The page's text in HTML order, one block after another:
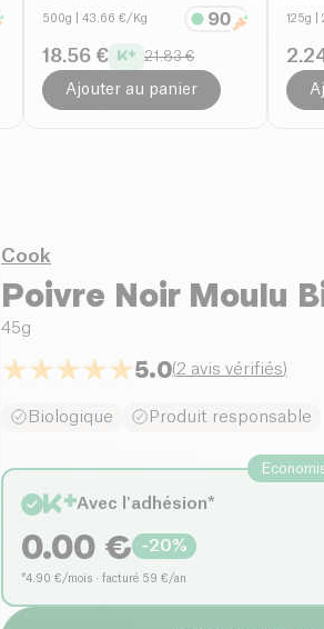
500g | 43.66 €/Kg
18.56 € 21.83 €
Ajouter au panier
125g
Cook
Poivre Noir Moulu
45g
5.0(2 avis vérifiés)
Biologique Produit responsable
Avec l'adhésion*
0.00 € -20%
*4.90 €/mois · facturé 59 €/an